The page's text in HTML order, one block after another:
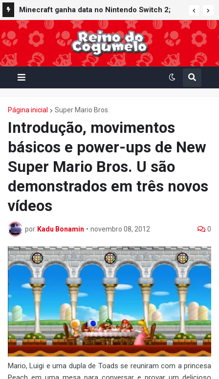
Minecraft ganha data no Nintendo Switch 2;
Super Mario Mash-Up receberá atualização
gráfica exclusiva
Página inicial Super Mario Bros.
Introdução, movimentos
básicos e power-ups de New
Super Mario Bros. U são
demonstrados em três novos
vídeos
por Kadu Bonamin • novembro 08, 2012 0
Mario, Luigi e uma dupla de Toads se reuniram com a princesa